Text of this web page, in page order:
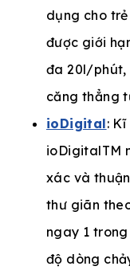
dụng cho
được giới
đa 20l/phút,
căng thẳng
ioDigital:
ioDigitalTM
xác và
thư giãn
ngay 1
độ dòng